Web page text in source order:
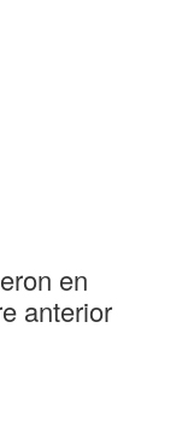
en
anterior